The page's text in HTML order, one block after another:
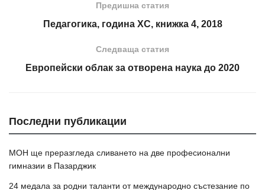
Предишна статия
Педагогика, година XC, книжка 4, 2018
Следваща статия
Европейски облак за отворена наука до 2020
Последни публикации
МОН ще преразгледа сливането на две професионални
гимназии в Пазарджик
24 медала за родни таланти от международно състезание по